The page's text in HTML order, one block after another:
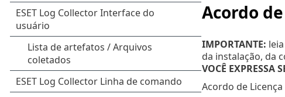
Acordo
IMPORTANTE:
da instalação, da
VOCÊ EXPRESSA
Acordo de